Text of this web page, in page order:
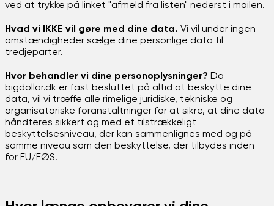
ved at trykke på linket "afmeld fra listen" nederst i mailen.
Hvad vi IKKE vil gøre med dine data. Vi vil under ingen
omstændigheder sælge dine personlige data til
tredjeparter.
Hvor behandler vi dine personoplysninger? Da
bigdollar.dk er fast besluttet på altid at beskytte dine
data, vil vi træffe alle rimelige juridiske, tekniske og
organisatoriske foranstaltninger for at sikre, at dine data
håndteres sikkert og med et tilstrækkeligt
beskyttelsesniveau, der kan sammenlignes med og på
samme niveau som den beskyttelse, der tilbydes inden
for EU/EØS.